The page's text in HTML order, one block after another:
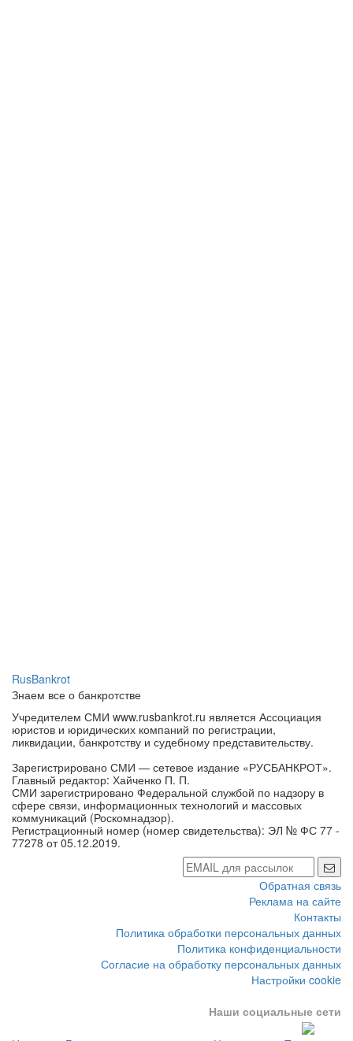
RusBankrot
Знаем все о банкротстве
Учредителем СМИ www.rusbankrot.ru является Ассоциация
юристов и юридических компаний по регистрации,
ликвидации, банкротству и судебному представительству.
Зарегистрировано СМИ — сетевое издание «РУСБАНКРОТ».
Главный редактор: Хайченко П. П.
СМИ зарегистрировано Федеральной службой по надзору в
сфере связи, информационных технологий и массовых
коммуникаций (Роскомнадзор).
Регистрационный номер (номер свидетельства): ЭЛ № ФС 77 -
77278 от 05.12.2019.
Обратная связь
Реклама на сайте
Контакты
Политика обработки персональных данных
Политика конфиденциальности
Согласие на обработку персональных данных
Настройки cookie
Наши социальные сети